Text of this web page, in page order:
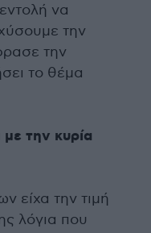
να
την
την
το θέμα
την κυρία
είχα την τιμή
λόγια που